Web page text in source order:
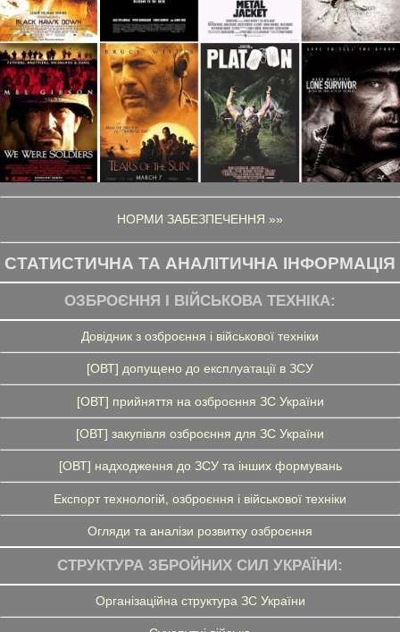
НОРМИ ЗАБЕЗПЕЧЕННЯ »»
СТАТИСТИЧНА ТА АНАЛІТИЧНА ІНФОРМАЦІЯ
ОЗБРОЄННЯ І ВІЙСЬКОВА ТЕХНІКА:
Довідник з озброєння і військової техніки
[ОВТ] допущено до експлуатації в ЗСУ
[ОВТ] прийняття на озброєння ЗС України
[ОВТ] закупівля озброєння для ЗС України
[ОВТ] надходження до ЗСУ та інших формувань
Експорт технологій, озброєння і військової техніки
Огляди та аналізи розвитку озброєння
СТРУКТУРА ЗБРОЙНИХ СИЛ УКРАЇНИ:
Організаційна структура ЗС України